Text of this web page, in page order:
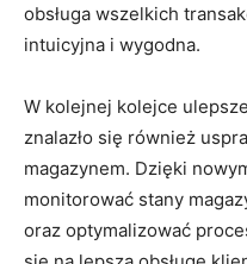
obsługa‍ wszelkich
intuicyjna i wygodna.
W kolejnej kolejce
znalazło ​się również⁣
magazynem. Dzięki
monitorować stany
‌oraz optymalizować